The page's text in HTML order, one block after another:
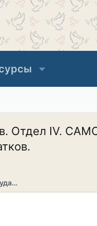
Отдел IV.
Раздел саморазвития в основах государственности